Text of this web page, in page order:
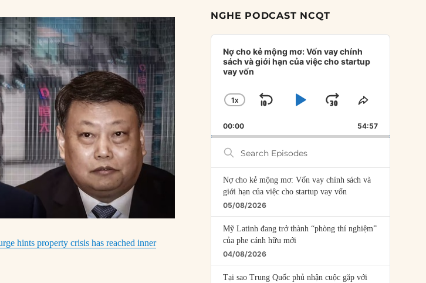
hints property crisis has reached inner
NGHE PODCAST NCQT
Audio
Player
Nợ cho kẻ mộng mơ: Vốn vay chính
sách và giới hạn của việc cho startup
vay vốn
CHANGE
RATE
1X
SKIP
BACKWARD
PLAYJUMP
FORWARD
SHARE
EPISODE
00:00 54:57
Search
Episodes
Nợ cho kẻ mộng mơ: Vốn vay chính sách và
giới hạn của việc cho startup vay vốn
05/08/2026
Mỹ Latinh đang trở thành “phòng thí nghiệm”
của phe cánh hữu mới
04/08/2026
Tại sao Trung Quốc phủ nhận cuộc gặp với